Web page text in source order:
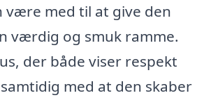
være med til at give den
værdig og smuk ramme.
der både viser respekt
med at den skaber